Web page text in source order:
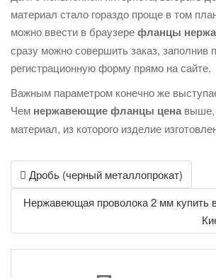
материал стало гораздо проще в том
можно ввести в браузерефланцы
сразу можно совершить заказ, заполнив
регистрационную форму прямо на сайте.
Важным параметром конечно же
Чем нержавеющие фланцы цена выше,
материал, из которого изделие
Post
navigation
Дробь (черный металлопрокат)
Нержавеющая проволока 2 мм купить